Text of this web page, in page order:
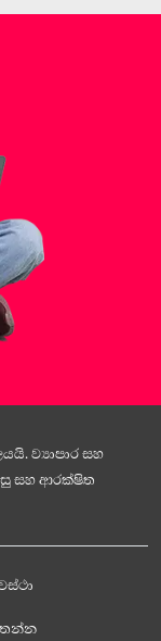
ව්‍යාපාර සහ
සහ ආරක්ෂිත